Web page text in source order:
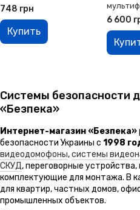
748 грн
Купить
AVD-
115°),
6 600
Системы безопасности
«Безпека»
Интернет-магазин «Безпека»
безопасности Украины с 1998
видеодомофоны,системы
СКУД, переговорные
комплектующие для монтажа. В
для квартир, частных домов,
промышленных объектов.